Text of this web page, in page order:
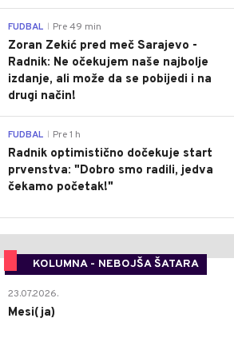
FUDBAL Pre 49 min
Zoran Zekić pred meč Sarajevo -
Radnik: Ne očekujem naše najbolje
izdanje, ali može da se pobijedi i na
drugi način!
FUDBAL Pre 1 h
Radnik optimistično dočekuje start
prvenstva: "Dobro smo radili, jedva
čekamo početak!"
KOLUMNA - NEBOJŠA ŠATARA
23.07.2026.
Mesi(ja)